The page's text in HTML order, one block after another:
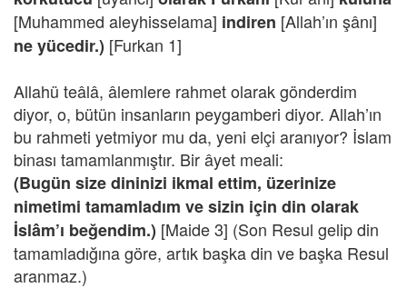
[Muhammed aleyhisselama] indiren [Allah’ın şânı]
ne yücedir.) [Furkan 1]
Allahü teâlâ, âlemlere rahmet olarak gönderdim
diyor, o, bütün insanların peygamberi diyor. Allah’ın
bu rahmeti yetmiyor mu da, yeni elçi aranıyor? İslam
binası tamamlanmıştır. Bir âyet meali:
(Bugün size dininizi ikmal ettim, üzerinize
nimetimi tamamladım ve sizin için din olarak
İslâm’ı beğendim.) [Maide 3] (Son Resul gelip din
tamamladığına göre, artık başka din ve başka Resul
aranmaz.)